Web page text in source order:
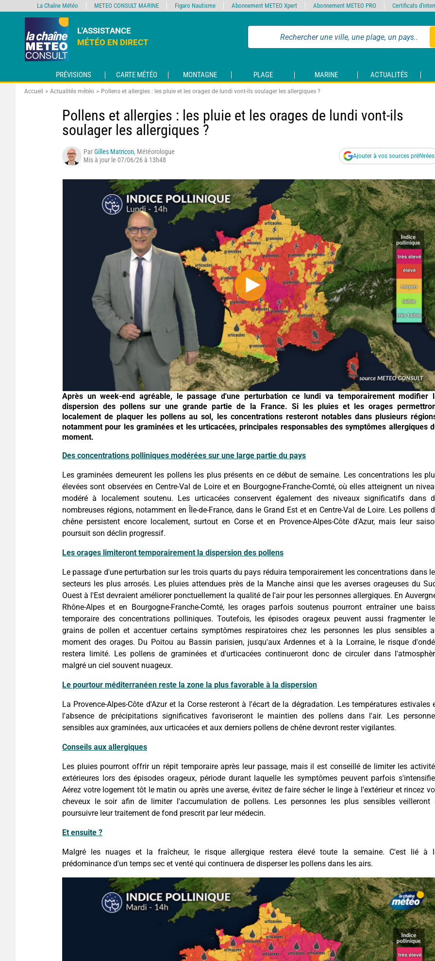
L'ASSISTANCE
MÉTÉO EN DIRECT
PRÉVISIONS CARTE MÉTÉO MONTAGNE PLAGE MARINE ACTUALITÉS
Accueil Actualités météo Pollens et allergies : les pluie et les orages de lundi vont-ils soulager les allergiques ?
Pollens et allergies : les pluie et les orages de lundi vont-ils
soulager les allergiques ?
ParGilles Matricon, Météorologue
Mis à jour le 07/06/26 à 13h48
Ajouter à vos sources préférées
Après un week-end agréable, le passage d'une perturbation ce lundi va temporairement modifier
dispersion des pollens sur une grande partie de la France. Si les pluies et les orages
localement de plaquer les pollens au sol, les concentrations resteront notables dans plusieurs
notamment pour les graminées et les urticacées, principales responsables des symptômes allergiques
moment.
Des concentrations polliniques modérées sur une large partie du pays
Les graminées demeurent les pollens les plus présents en ce début de semaine. Les concentrations les
élevées sont observées en Centre-Val de Loire et en Bourgogne-Franche-Comté, où elles atteignent un
modéré à localement soutenu. Les urticacées conservent également des niveaux significatifs dans
nombreuses régions, notamment en Île-de-France, dans le Grand Est et en Centre-Val de Loire. Les pollens
chêne persistent encore localement, surtout en Corse et en Provence-Alpes-Côte d'Azur, mais leur
poursuit son déclin progressif.
Les orages limiteront temporairement la dispersion des pollens
Le passage d'une perturbation sur les trois quarts du pays réduira temporairement les concentrations dans
secteurs les plus arrosés. Les pluies attendues près de la Manche ainsi que les averses orageuses du
Ouest à l'Est devraient améliorer ponctuellement la qualité de l'air pour les personnes allergiques. En
Rhône-Alpes et en Bourgogne-Franche-Comté, les orages parfois soutenus pourront entraîner une
temporaire des concentrations polliniques. Toutefois, les épisodes orageux peuvent aussi fragmenter
grains de pollen et accentuer certains symptômes respiratoires chez les personnes les plus sensibles
moment des orages. Du Poitou au Bassin parisien, jusqu'aux Ardennes et à la Lorraine, le risque
restera limité. Les pollens de graminées et d'urticacées continueront donc de circuler dans
malgré un ciel souvent nuageux.
Le pourtour méditerranéen reste la zone la plus favorable à la dispersion
La Provence-Alpes-Côte d'Azur et la Corse resteront à l'écart de la dégradation. Les températures estivales
l'absence de précipitations significatives favoriseront le maintien des pollens dans l'air. Les
sensibles aux graminées, aux urticacées et aux derniers pollens de chêne devront rester vigilantes.
Conseils aux allergiques
Les pluies pourront offrir un répit temporaire après leur passage, mais il est conseillé de limiter les
extérieures lors des épisodes orageux, période durant laquelle les symptômes peuvent parfois
Aérez votre logement tôt le matin ou après une averse, évitez de faire sécher le linge à l'extérieur et rincez
cheveux le soir afin de limiter l'accumulation de pollens. Les personnes les plus sensibles veilleront
poursuivre leur traitement de fond prescrit par leur médecin.
Et ensuite ?
Malgré les nuages et la fraîcheur, le risque allergique restera élevé toute la semaine. C'est lié à
prédominance d'un temps sec et venté qui continuera de disperser les pollens dans les airs.
La Chaîne Météo METEO CONSULT MARINE Figaro Nautisme Abonnement METEO Xpert Abonnement METEO PRO Certificats